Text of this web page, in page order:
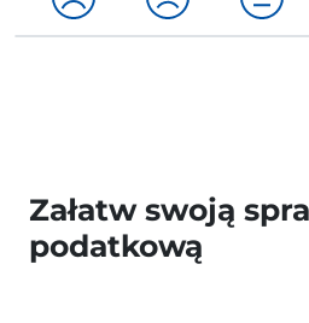
Załatw swoją
podatkową